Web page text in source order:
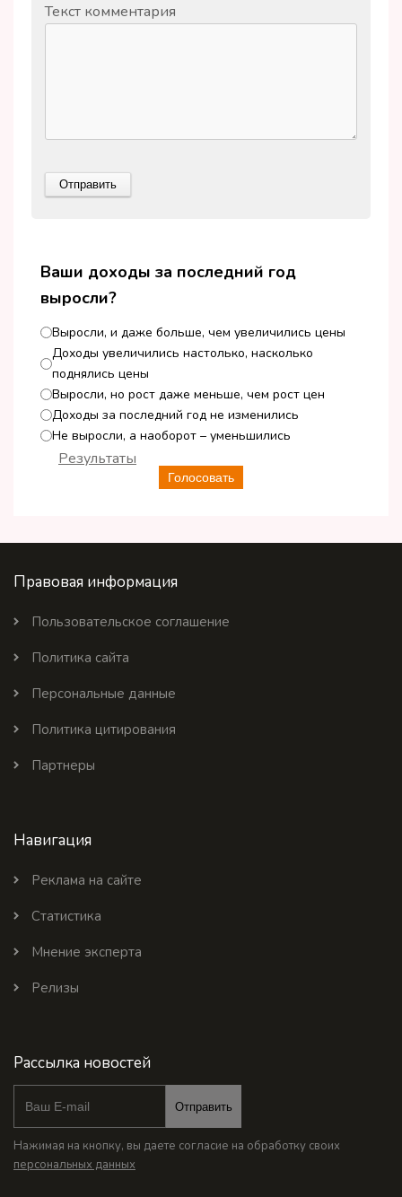
Текст комментария
Ваши доходы за последний год
выросли?
Выросли, и даже больше, чем увеличились цены
Доходы увеличились настолько, насколько
поднялись цены
Выросли, но рост даже меньше, чем рост цен
Доходы за последний год не изменились
Не выросли, а наоборот – уменьшились
Голосовать
Результаты
Правовая информация
Пользовательское соглашение
Политика сайта
Персональные данные
Политика цитирования
Партнеры
Навигация
Реклама на сайте
Статистика
Мнение эксперта
Релизы
Рассылка новостей
Отправить
Нажимая на кнопку, вы даете согласие на обработку своих
персональных данных